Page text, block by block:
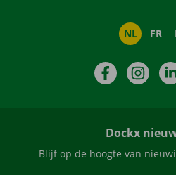
NL FR
Facebook
Dockx
Blijf op de hoogte van